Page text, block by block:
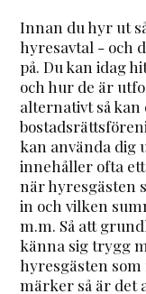
Innan du hyr ut
hyresavtal - och
på. Du kan idag
och hur de är
alternativt så kan
kan använda dig
innehåller ofta
när hyresgästen
in och vilken
m.m. Så att
känna sig trygg
hyresgästen
märker så är det